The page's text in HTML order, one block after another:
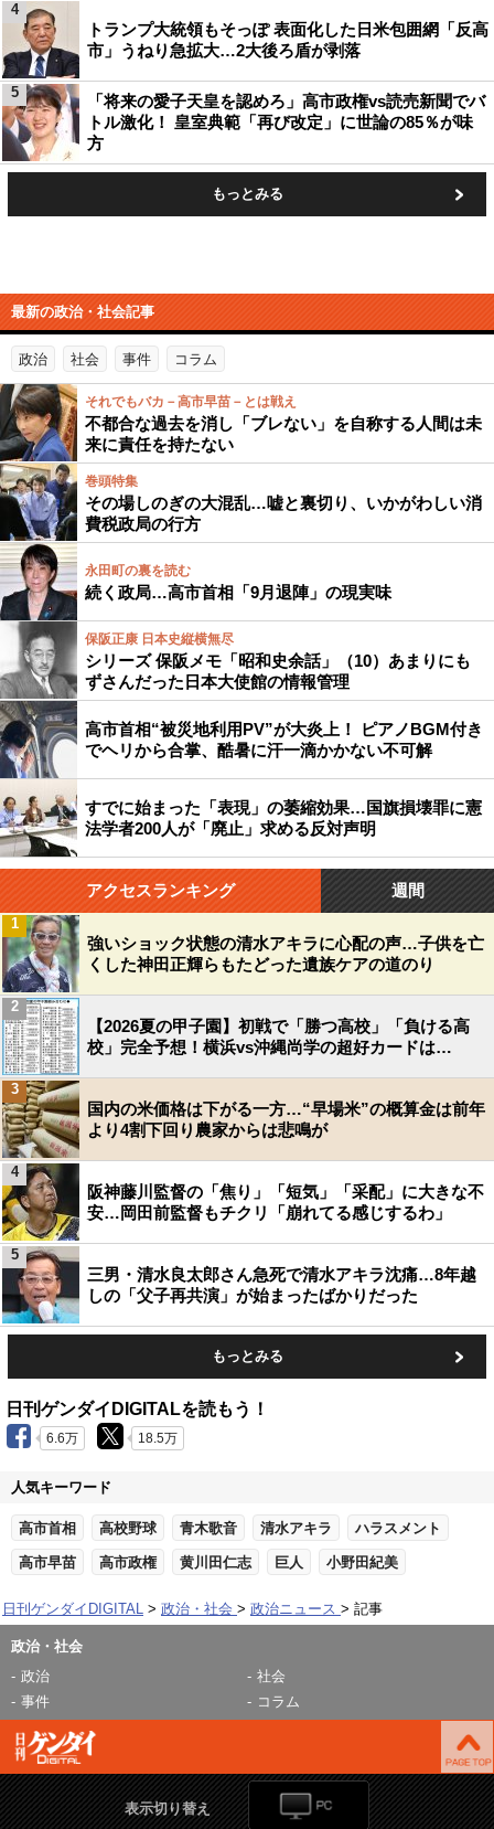
トランプ大統領もそっぽ 表面化した日米包囲網「反高
市」うねり急拡大…2大後ろ盾が剥落
4
「将来の愛子天皇を認めろ」高市政権vs読売新聞でバ
トル激化！ 皇室典範「再び改定」に世論の85％が味
方
5
もっとみる
最新の政治・社会記事
政治 社会 事件 コラム
それでもバカ－高市早苗－とは戦え
不都合な過去を消し「ブレない」を自称する人間は未
来に責任を持たない
巻頭特集
その場しのぎの大混乱…嘘と裏切り、いかがわしい消
費税政局の行方
永田町の裏を読む
続く政局…高市首相「9月退陣」の現実味
保阪正康 日本史縦横無尽
シリーズ 保阪メモ「昭和史余話」（10）あまりにも
ずさんだった日本大使館の情報管理
高市首相“被災地利用PV”が大炎上！ ピアノBGM付き
でヘリから合掌、酷暑に汗一滴かかない不可解
すでに始まった「表現」の萎縮効果…国旗損壊罪に憲
法学者200人が「廃止」求める反対声明
アクセスランキング 週間
強いショック状態の清水アキラに心配の声…子供を亡
くした神田正輝らもたどった遺族ケアの道のり
1
【2026夏の甲子園】初戦で「勝つ高校」「負ける高
校」完全予想！横浜vs沖縄尚学の超好カードは…
2
国内の米価格は下がる一方…“早場米”の概算金は前年
より4割下回り農家からは悲鳴が
3
阪神藤川監督の「焦り」「短気」「采配」に大きな不
安…岡田前監督もチクリ「崩れてる感じするわ」
4
三男・清水良太郎さん急死で清水アキラ沈痛…8年越
しの「父子再共演」が始まったばかりだった
5
もっとみる
日刊ゲンダイDIGITALを読もう！
6.6万 18.5万
人気キーワード
高市首相 高校野球 青木歌音 清水アキラ ハラスメント
高市早苗 高市政権 黄川田仁志 巨人 小野田紀美
日刊ゲンダイDIGITAL 政治・社会 政治ニュース 記事
政治・社会
政治
社会
事件
コラム
表示切り替え